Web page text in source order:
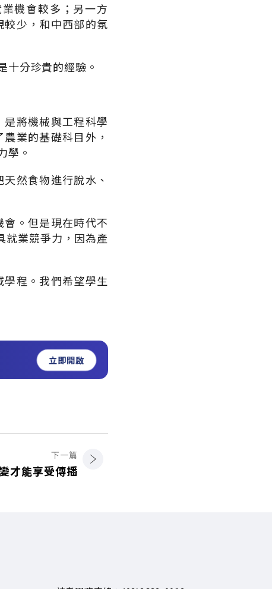
機會較多；另一方
少，和中西部的氛
十分珍貴的經驗。
將機械與工程科學
業的基礎科目外，
學。
然食物進行脫水、
。但是現在時代不
就業競爭力，因為產
程。我們希望學生
立即開啟
下一篇
才能享受傳播